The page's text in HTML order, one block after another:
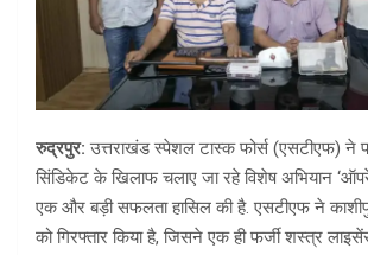
रुद्रपुर: उत्तराखंड स्पेशल टास्क फोर्स (एसटीएफ) ने
सिंडिकेट के खिलाफ चलाए जा रहे विशेष अभियान
एक और बड़ी सफलता हासिल की है. एसटीएफ ने
को गिरफ्तार किया है, जिसने एक ही फर्जी शस्त्र